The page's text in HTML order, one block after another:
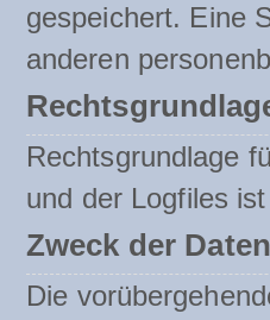
gespeichert. Eine
anderen
Rechtsgrundlage
und der Logfiles
Zweck der
Die